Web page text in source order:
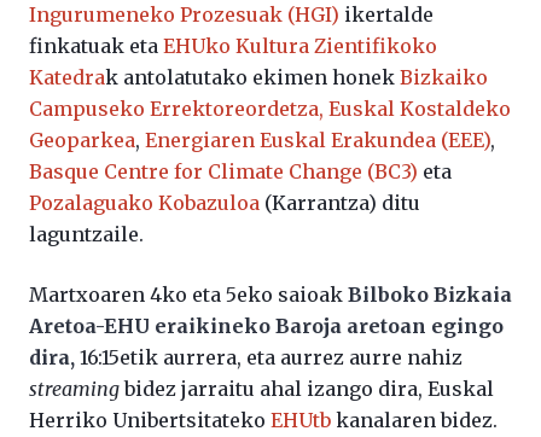
Ingurumeneko Prozesuak (HGI) ikertalde
finkatuak eta EHUko Kultura Zientifikoko
Katedrak antolatutako ekimen honek Bizkaiko
Campuseko Errektoreordetza, Euskal Kostaldeko
Geoparkea, Energiaren Euskal Erakundea (EEE),
Basque Centre for Climate Change (BC3) eta
Pozalaguako Kobazuloa (Karrantza) ditu
laguntzaile.
Martxoaren 4ko eta 5eko saioak Bilboko Bizkaia
Aretoa-EHU eraikineko Baroja aretoan egingo
dira, 16:15etik aurrera, eta aurrez aurre nahiz
streamingbidez jarraitu ahal izango dira, Euskal
Herriko Unibertsitateko EHUtb kanalaren bidez.